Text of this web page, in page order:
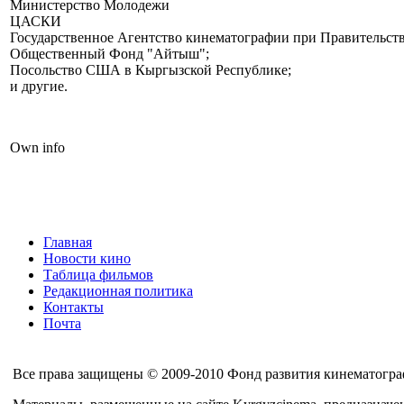
Министерство Молодежи
ЦАСКИ
Государственное Агентство кинематографии при
Общественный Фонд "Айтыш";
Посольство США в Кыргызской Республике;
и другие.
Own info
Главная
Новости кино
Таблица фильмов
Редакционная политика
Контакты
Почта
Все права защищены © 2009-2010 Фонд развития